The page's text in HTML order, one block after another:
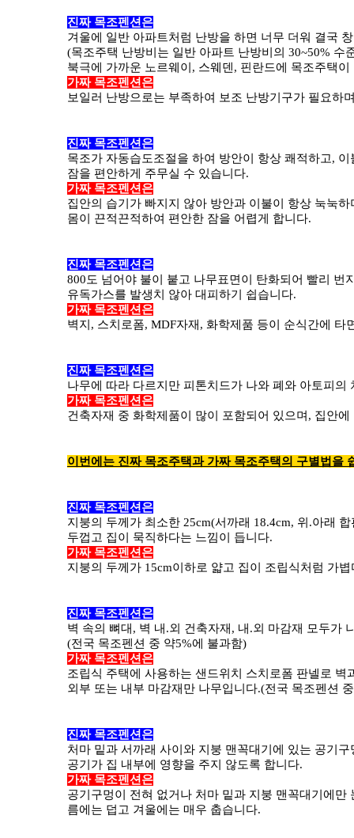
진짜 목조펜션은
겨울에 일반 아파트처럼 난방을 하면 너무 더워 결국
(목조주택 난방비는 일반 아파트 난방비의 30~50% 수
북극에 가까운 노르웨이, 스웨덴, 핀란드에 목조주택
가짜 목조펜션은
보일러 난방으로는 부족하여 보조 난방기구가 필요하
진짜 목조펜션은
목조가 자동습도조절을 하여 방안이 항상 쾌적하고,
잠을 편안하게 주무실 수 있습니다.
가짜 목조펜션은
집안의 습기가 빠지지 않아 방안과 이불이 항상 눅눅하
몸이 끈적끈적하여 편안한 잠을 어렵게 합니다.
진짜 목조펜션은
800도 넘어야 불이 붙고 나무표면이 탄화되어 빨리 번
유독가스를 발생치 않아 대피하기 쉽습니다.
가짜 목조펜션은
벽지, 스치로폼, MDF자재, 화학제품 등이 순식간에
진짜 목조펜션은
나무에 따라 다르지만 피톤치드가 나와 폐와 아토피의
가짜 목조펜션은
건축자재 중 화학제품이 많이 포함되어 있으며, 집안
이번에는 진짜 목조주택과 가짜 목조주택의 구별법을
진짜 목조펜션은
지붕의 두께가 최소한 25cm(서까래 18.4cm, 위.아래
두껍고 집이 묵직하다는 느낌이 듭니다.
가짜 목조펜션은
지붕의 두께가 15cm이하로 얇고 집이 조립식처럼 가
진짜 목조펜션은
벽 속의 뼈대, 벽 내.외 건축자재, 내.외 마감재 모두가
(전국 목조펜션 중 약5%에 불과함)
가짜 목조펜션은
조립식 주택에 사용하는 샌드위치 스치로폼 판넬로 벽
외부 또는 내부 마감재만 나무입니다.(전국 목조펜션
진짜 목조펜션은
처마 밑과 서까래 사이와 지붕 맨꼭대기에 있는 공기
공기가 집 내부에 영향을 주지 않도록 합니다.
가짜 목조펜션은
공기구멍이 전혀 없거나 처마 밑과 지붕 맨꼭대기에
름에는 덥고 겨울에는 매우 춥습니다.